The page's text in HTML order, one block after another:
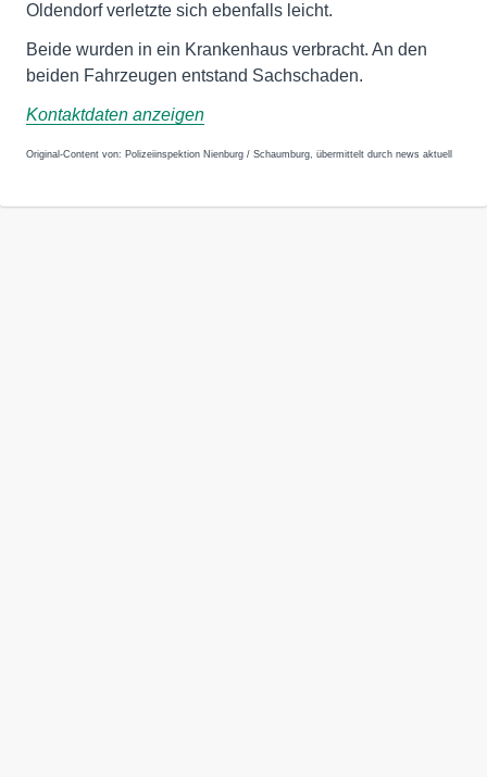
Oldendorf verletzte sich ebenfalls leicht.
Beide wurden in ein Krankenhaus verbracht. An den
beiden Fahrzeugen entstand Sachschaden.
Kontaktdaten anzeigen
Original-Content von: Polizeiinspektion Nienburg / Schaumburg, übermittelt durch news aktuell